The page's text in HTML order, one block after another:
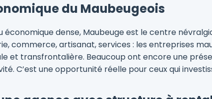
du Maubeugeois
dense, Maubeuge est le centre
commerce, artisanat, services : les entreprises
et transfrontalière. Beaucoup ont encore une
C’est une opportunité réelle pour ceux qui